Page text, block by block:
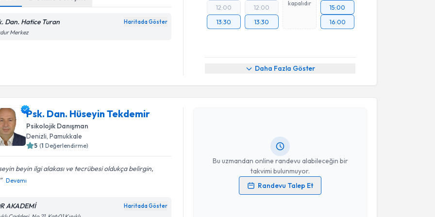
Dan. Hatice Turan Haritada Göster
Merkez
12:00
13:30
12:00
13:30
kapalıdır
15:00
16:00
Daha Fazla Göster
Psk. Dan. Hüseyin Tekdemir
Psikolojik Danışman
Denizli , Pamukkale
5 (1 Değerlendirme)
beyin ilgi alakası ve tecrübesi oldukça belirgin,
Devamı
AKADEMİ Haritada Göster
Bu uzmandan online randevu alabileceğin bir
takvimi bulunmuyor.
Randevu Talep Et
Randevu Takvimi Talebi
Psk. Dan. Hüseyin Tekdemir
Kişisel verilerimin işlenmesine ilişkinAydınlatma Metni